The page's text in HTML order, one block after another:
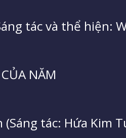
tác và thể hiện:
NĂM
tác: Hứa Kim